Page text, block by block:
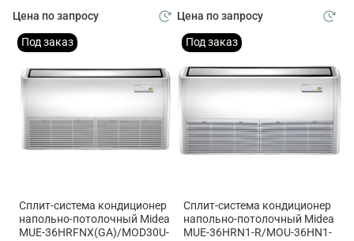
Цена по запросу
Цена по запросу
Под заказ
Сплит-система кондиционер
напольно-потолочный Midea
MUE-36HRFNX(GA)/MOD30U-
Под заказ
Сплит-система кондиционер
напольно-потолочный Midea
MUE-36HRN1-R/MOU-36HN1-